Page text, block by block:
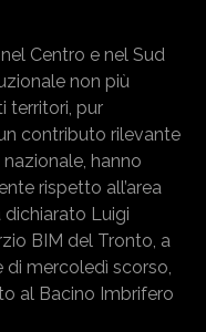
Centro e nel Sud
non più
territori, pur
contributo rilevante
hanno
rispetto all’area
dichiarato Luigi
BIM del Tronto, a
di mercoledì scorso,
al Bacino Imbrifero